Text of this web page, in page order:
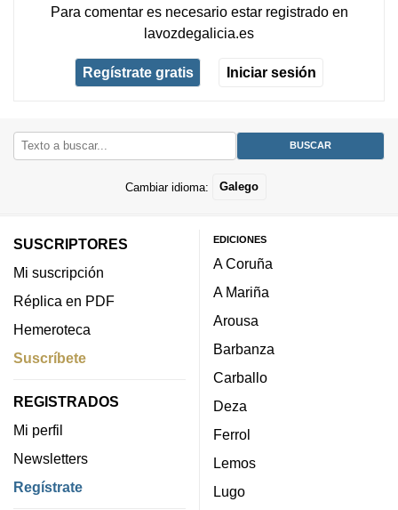
Para comentar es necesario estar registradoen
lavozdegalicia.es
Regístrate gratis Iniciar sesión
Cambiar idioma: Galego
SUSCRIPTORES
Mi suscripción
Réplica en PDF
Hemeroteca
Suscríbete
REGISTRADOS
Mi perfil
Newsletters
Regístrate
EDICIONES
A Coruña
A Mariña
Arousa
Barbanza
Carballo
Deza
Ferrol
Lemos
Lugo